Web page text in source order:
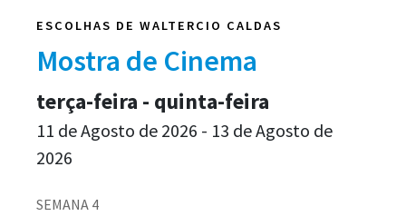
ESCOLHAS DE WALTERCIO CALDAS
Mostra de Cinema
SEMANA 4
terça-feira - quinta-feira
11 de Agosto de 2026 - 13 de Agosto de
2026